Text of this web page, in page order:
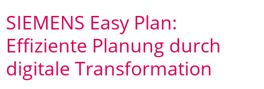
SIEMENS Easy Plan:
Effiziente Planung durch
digitale Transformation